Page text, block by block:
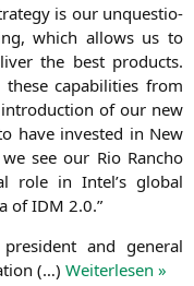
is our unques­tio­
which allows us to
the best pro­ducts.
the­se capa­bi­li­ties from
of our new
have inves­ted in New
see our Rio Rancho
role in Intel’s glo­bal
ofIDM 2.0.”
and gene­ral
(…) Wei­ter­le­sen »